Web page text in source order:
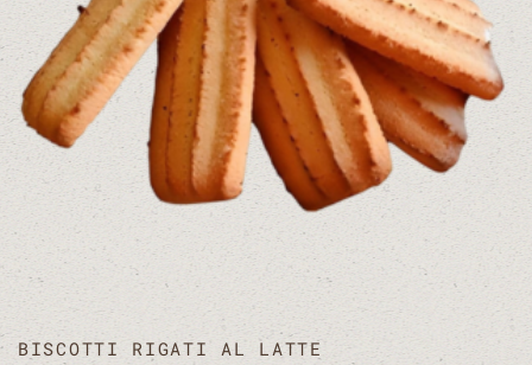
BISCOTTI RIGATI AL LATTE